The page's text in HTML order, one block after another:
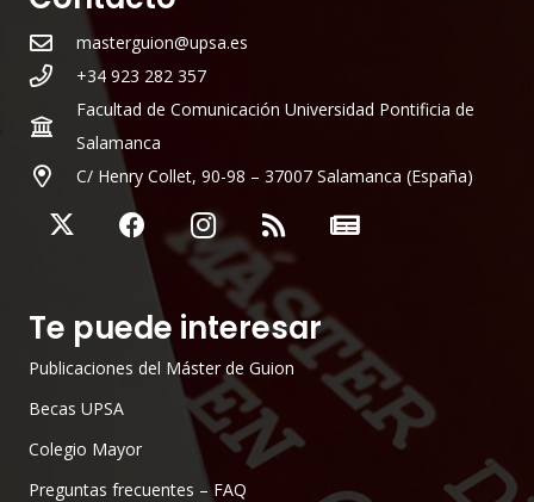
masterguion@upsa.es
+34 923 282 357
Facultad de Comunicación Universidad Pontificia de
Salamanca
C/ Henry Collet, 90-98 – 37007 Salamanca (España)
Te puede interesar
Publicaciones del Máster de Guion
Becas UPSA
Colegio Mayor
Preguntas frecuentes – FAQ